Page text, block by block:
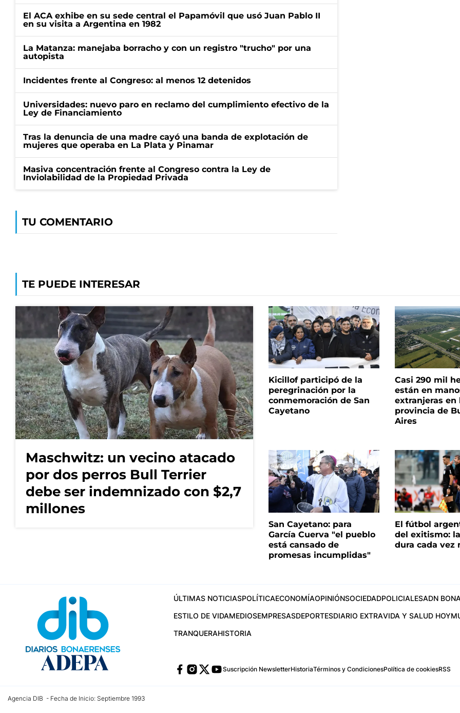
El ACA exhibe en su sede central el Papamóvil que usó Juan Pablo II
en su visita a Argentina en 1982
La Matanza: manejaba borracho y con un registro "trucho" por una
autopista
Incidentes frente al Congreso: al menos 12 detenidos
Universidades: nuevo paro en reclamo del cumplimiento efectivo de la
Ley de Financiamiento
Tras la denuncia de una madre cayó una banda de explotación de
mujeres que operaba en La Plata y Pinamar
Masiva concentración frente al Congreso contra la Ley de
Inviolabilidad de la Propiedad Privada
TU COMENTARIO
TE PUEDE INTERESAR
Maschwitz: un vecino atacado
por dos perros Bull Terrier
debe ser indemnizado con $2,7
millones
Kicillof participó de la
peregrinación por la
conmemoración de San
Cayetano
Casi 290 mil
están en
extranjeras en
provincia de
Aires
San Cayetano: para
García Cuerva "el pueblo
está cansado de
promesas incumplidas"
El fútbol
del exitismo:
dura cada vez
ÚLTIMAS NOTICIASPOLÍTICAECONOMÍAOPINIÓNSOCIEDADPOLICIALESADN
ESTILO DE VIDAMEDIOSEMPRESASDEPORTESDIARIO EXTRAVIDA Y SALUD HOY
TRANQUERAHISTORIA
Suscripción NewsletterHistoriaTérminos y CondicionesPolítica de cookiesRSS
Agencia DIB - Fecha de Inicio: Septiembre 1993